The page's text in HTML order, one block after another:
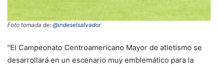
Foto tomada de: @indeselsalvador
“El Campeonato Centroamericano Mayor de atletismo se
desarrollará en un escenario muy emblemático para la